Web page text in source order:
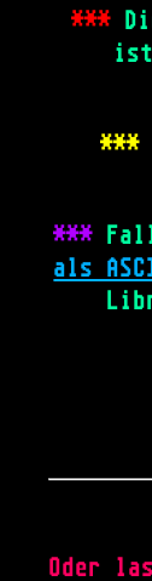
***
ist
***
***
als
Oder